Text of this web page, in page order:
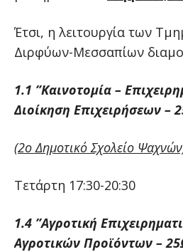
Έτσι, η λειτουργία των
Διρφύων-Μεσσαπίων
1.1 ”Καινοτομία –
Διοίκηση Επιχειρήσεων –
(2ο Δημοτικό Σχολείο
Τετάρτη 17:30-20:30
1.4 ”Αγροτική
Αγροτικών Προϊόντων –